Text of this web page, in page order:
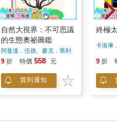
自然大視界：不可思議
的生態奧祕圖鑑
阿曼達．伍德、麥克．喬利
著
9 折 特價 558 元
貨到通知
終極
卡洛琳
9 折